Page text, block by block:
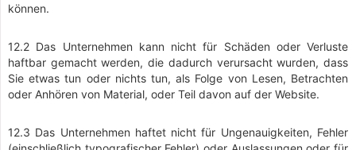
können.
12.2 Das Unternehmen kann nicht für Schäden oder Verluste
haftbar gemacht werden, die dadurch verursacht wurden, dass
Sie etwas tun oder nichts tun, als Folge von Lesen, Betrachten
oder Anhören von Material, oder Teil davon auf der Website.
12.3 Das Unternehmen haftet nicht für Ungenauigkeiten, Fehler